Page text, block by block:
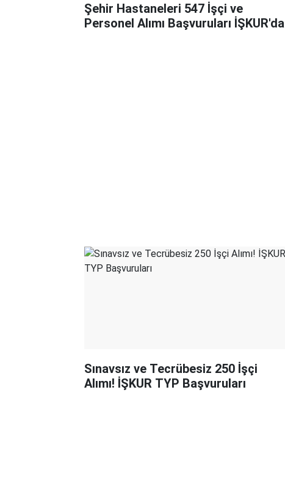
Şehir Hastaneleri 547 İşçi ve
Personel Alımı Başvuruları İŞKUR'da
Sınavsız ve Tecrübesiz 250 İşçi
Alımı! İŞKUR TYP Başvuruları